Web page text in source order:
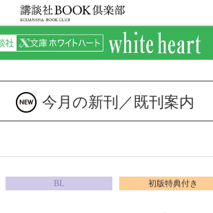
今月の新刊／ 既刊案内
BL 初版特典付き